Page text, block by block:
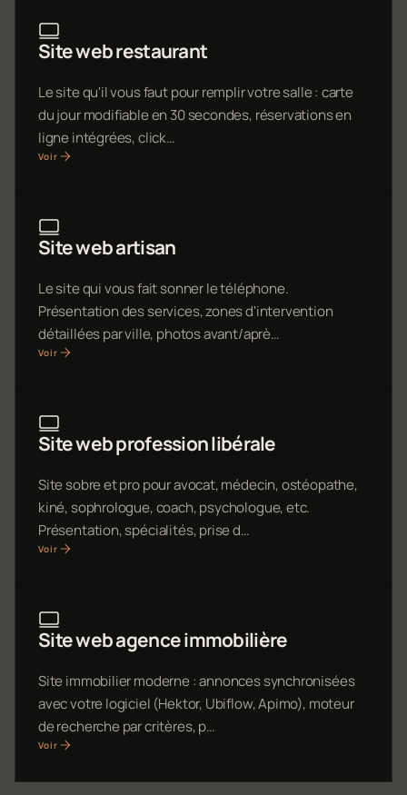
Site web restaurant
Le site qu'il vous faut pour remplir votre salle : carte
du jour modifiable en 30 secondes, réservations en
ligne intégrées, click…
Voir
Site web artisan
Le site qui vous fait sonner le téléphone.
Présentation des services, zones d'intervention
détaillées par ville, photos avant/aprè…
Voir
Site web profession libérale
Site sobre et pro pour avocat, médecin, ostéopathe,
kiné, sophrologue, coach, psychologue, etc.
Présentation, spécialités, prise d…
Voir
Site web agence immobilière
Site immobilier moderne : annonces synchronisées
avec votre logiciel (Hektor, Ubiflow, Apimo), moteur
de recherche par critères, p…
Voir